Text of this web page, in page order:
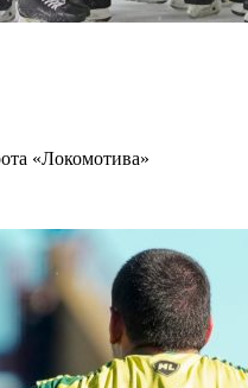
«Локомотива»